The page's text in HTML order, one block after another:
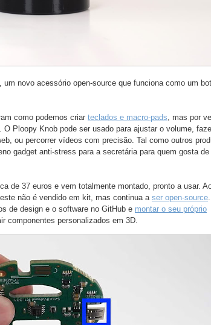
novo acessório open-source que funciona como um
como podemos criar teclados e macro-pads , mas por
Ploopy Knob pode ser usado para ajustar o volume,
ou percorrer vídeos com precisão. Tal como outros
gadget anti-stress para a secretária para quem gosta de
de 37 euros e vem totalmente montado, pronto a usar.
não é vendido em kit, mas continua a ser open-source
de design e o software no GitHub e montar o seu próprio
componentes personalizados em 3D.